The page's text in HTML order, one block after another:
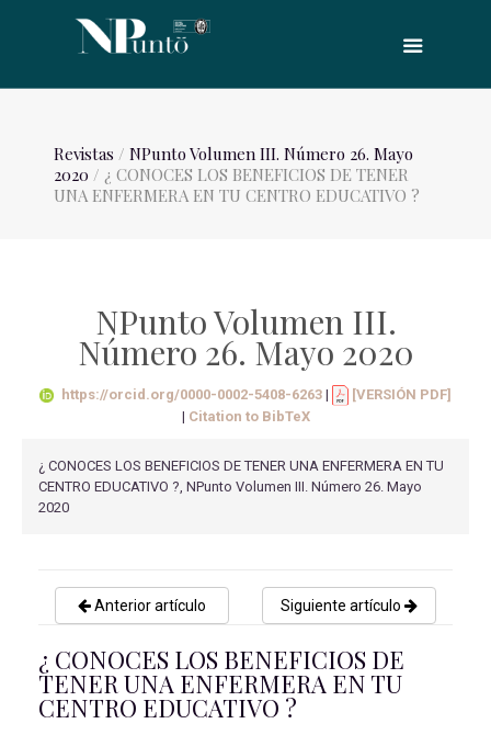
Revistas / NPunto Volumen III. Número 26. Mayo
2020 / ¿ CONOCES LOS BENEFICIOS DE TENER
UNA ENFERMERA EN TU CENTRO EDUCATIVO ?
NPunto Volumen III.
Número 26. Mayo 2020
https://orcid.org/0000-0002-5408-6263|
[VERSIÓN PDF]
| Citation to BibTeX
¿ CONOCES LOS BENEFICIOS DE TENER UNA ENFERMERA EN TU
CENTRO EDUCATIVO ?, NPunto Volumen III. Número 26. Mayo
2020
Anterior artículo Siguiente artículo
¿ CONOCES LOS BENEFICIOS DE
TENER UNA ENFERMERA EN TU
CENTRO EDUCATIVO ?